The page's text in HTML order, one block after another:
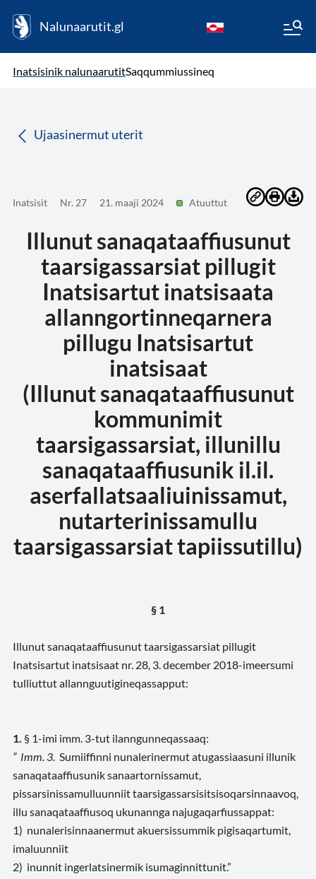
Nalunaarutit.gl
Inatsisinik nalunaarutitSaqqummiussineq
Ujaasinermut uterit
Inatsisit Nr. 27 21. maaji 2024 Atuuttut
Illunut sanaqataaffiusunut
taarsigassarsiat pillugit
Inatsisartut inatsisaata
allanngortinneqarnera
pillugu Inatsisartut
inatsisaat
(Illunut sanaqataaffiusunut
kommunimit
taarsigassarsiat, illunillu
sanaqataaffiusunik il.il.
aserfallatsaaliuinissamut,
nutarterinissamullu
taarsigassarsiat tapiissutillu)
§ 1
Illunut sanaqataaffiusunut taarsigassarsiat pillugit
Inatsisartut inatsisaat nr. 28, 3. december 2018-imeersumi
tulliuttut allannguutigineqassapput:
1. § 1-imi imm. 3-tut ilanngunneqassaaq:
” Imm. 3. Sumiiffinni nunalerinermut atugassiaasuni illunik
sanaqataaffiusunik sanaartornissamut,
pissarsinissamulluunniit taarsigassarsisitsisoqarsinnaavoq,
illu sanaqataaffiusoq ukunannga najugaqarfiussappat:
1) nunalerisinnaanermut akuersissummik pigisaqartumit,
imaluunniit
2) inunnit ingerlatsinermik isumaginnittunit.”